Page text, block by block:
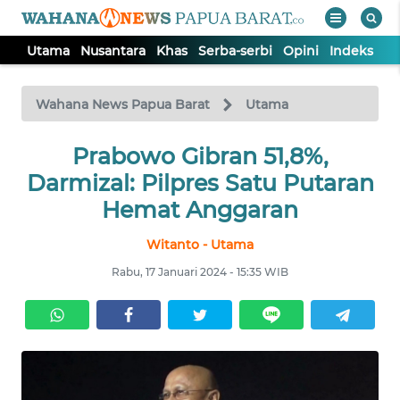
Utama Nusantara Khas Serba-serbi Opini Indeks
Wahana News Papua Barat Utama
Prabowo Gibran 51,8%,
Darmizal: Pilpres Satu Putaran
Hemat Anggaran
Witanto - Utama
Rabu, 17 Januari 2024 - 15:35 WIB
TV
Tutup
SERBA-
SERBI